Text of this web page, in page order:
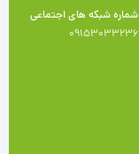
شماره شبکه های اجتماعی
09153033236